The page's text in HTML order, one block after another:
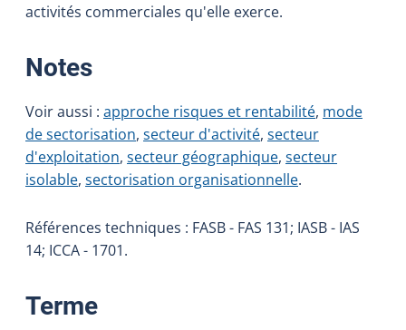
activités commerciales qu'elle exerce.
Notes:
Voir aussi : approche risques et rentabilité, mode
de sectorisation, secteur d'activité, secteur
d'exploitation, secteur géographique, secteur
isolable, sectorisation organisationnelle.
Références techniques : FASB - FAS 131; IASB - IAS
14; ICCA - 1701.
Terme: